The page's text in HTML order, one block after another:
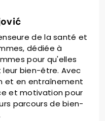
de la santé et
dédiée à
pour qu'elles
bien-être. Avec
et en entraînement
et motivation pour
parcours de bien-